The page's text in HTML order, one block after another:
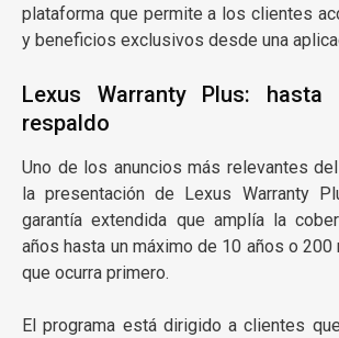
plataforma que permite a los clientes
y beneficios exclusivos desde una
Lexus Warranty Plus:
respaldo
Uno de los anuncios más relevantes
la presentación de Lexus Warranty
garantía extendida que amplía la
años hasta un máximo de 10 años o
que ocurra primero.
El programa está dirigido a clientes